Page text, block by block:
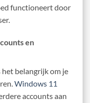
functioneert door
en
belangrijk om je
Windows 11
accounts aan